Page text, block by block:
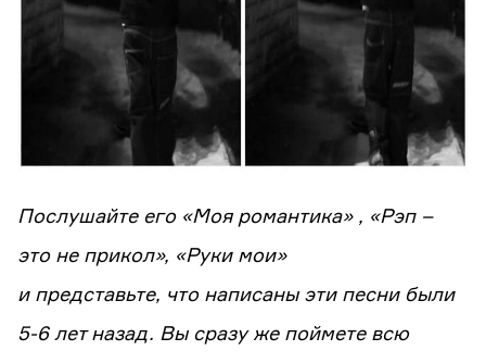
Послушайте его «Моя романтика» , «Рэп –
это не прикол», «Руки мои»
и представьте, что написаны эти песни были
5-6 лет назад. Вы сразу же поймете всю